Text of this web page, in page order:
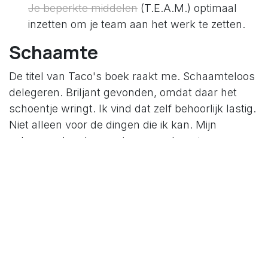
Je beperkte middelen (T.E.A.M.) optimaal
inzetten om je team aan het werk te zetten.
Schaamte
De titel van Taco's boek raakt me. Schaamteloos
delegeren. Briljant gevonden, omdat daar het
schoentje wringt. Ik vind dat zelf behoorlijk lastig.
Niet alleen voor de dingen die ik kan. Mijn
schoonouders komen twee maal per jaar onze